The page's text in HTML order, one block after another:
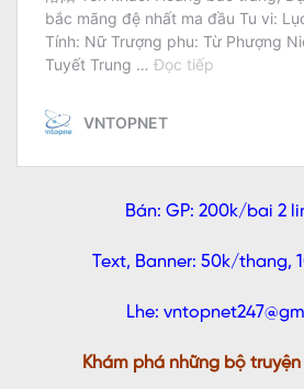
Bán: GP: 200k/bai 2
Text, Banner: 50k/thang,
Lhe:
Khám phá những bộ